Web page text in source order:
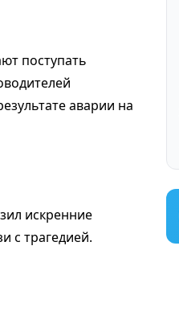
поступать
аварии на
искренние
с трагедией.